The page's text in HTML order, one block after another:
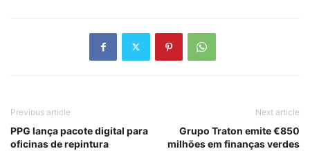
Previous article
PPG lança pacote digital para
oficinas de repintura
Next article
Grupo Traton emite €850
milhões em finanças verdes